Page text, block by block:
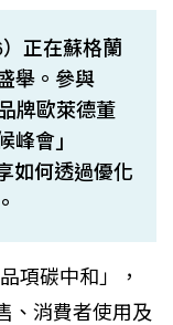
正在蘇格蘭
舉。參與
牌歐萊德董
峰會」
如何透過優化
項碳中和」，
、消費者使用及